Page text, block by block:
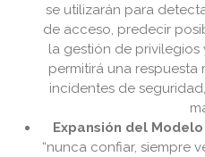
se utilizarán para
de acceso, predecir
la gestión de privilegios
permitirá una
incidentes de
Expansión del
“nunca confiar, siempre